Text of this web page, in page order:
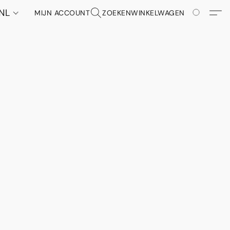
MIJN ACCOUNT ZOEKENWINKELWAGEN